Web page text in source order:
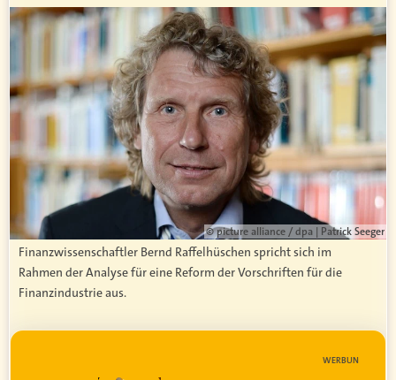
© picture alliance / dpa | Patrick Seeger
Finanzwissenschaftler Bernd Raffelhüschen spricht sich im
Rahmen der Analyse für eine Reform der Vorschriften für die
Finanzindustrie aus.
WERBUNG